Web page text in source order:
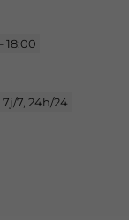
18:00
7j/7, 24h/24